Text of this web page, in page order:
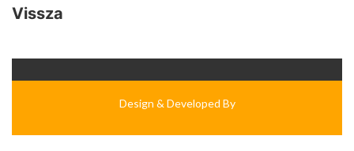
Vissza
Design & Developed By